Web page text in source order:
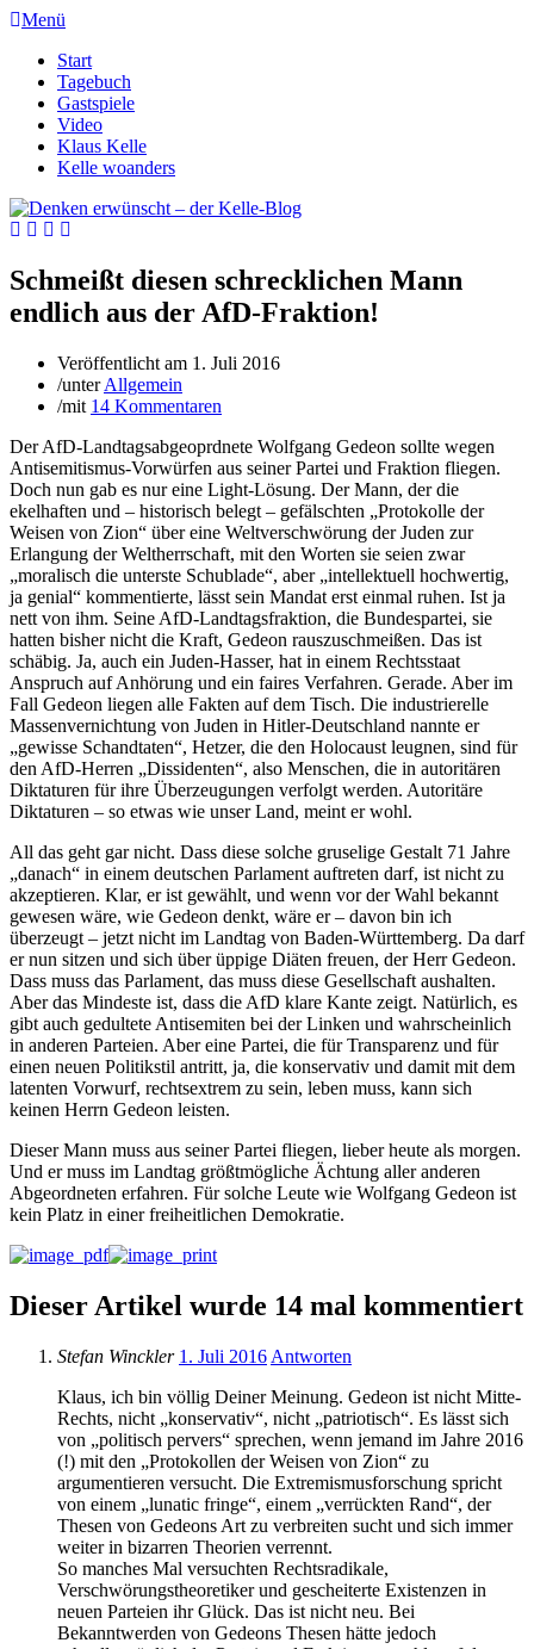
Menü
Start
Tagebuch
Gastspiele
Video
Klaus Kelle
Kelle woanders
Schmeißt diesen schrecklichen Mann
endlich aus der AfD-Fraktion!
Veröffentlicht am 1. Juli 2016
/unterAllgemein
/mit 14 Kommentaren
Der AfD-Landtagsabgeoprdnete Wolfgang Gedeon sollte wegen
Antisemitismus-Vorwürfen aus seiner Partei und Fraktion fliegen.
Doch nun gab es nur eine Light-Lösung. Der Mann, der die
ekelhaften und – historisch belegt – gefälschten „Protokolle der
Weisen von Zion“ über eine Weltverschwörung der Juden zur
Erlangung der Weltherrschaft, mit den Worten sie seien zwar
„moralisch die unterste Schublade“, aber „intellektuell hochwertig,
ja genial“ kommentierte, lässt sein Mandat erst einmal ruhen. Ist ja
nett von ihm. Seine AfD-Landtagsfraktion, die Bundespartei, sie
hatten bisher nicht die Kraft, Gedeon rauszuschmeißen. Das ist
schäbig. Ja, auch ein Juden-Hasser, hat in einem Rechtsstaat
Anspruch auf Anhörung und ein faires Verfahren. Gerade. Aber im
Fall Gedeon liegen alle Fakten auf dem Tisch. Die industrierelle
Massenvernichtung von Juden in Hitler-Deutschland nannte er
„gewisse Schandtaten“, Hetzer, die den Holocaust leugnen, sind für
den AfD-Herren „Dissidenten“, also Menschen, die in autoritären
Diktaturen für ihre Überzeugungen verfolgt werden. Autoritäre
Diktaturen – so etwas wie unser Land, meint er wohl.
All das geht gar nicht. Dass diese solche gruselige Gestalt 71 Jahre
„danach“ in einem deutschen Parlament auftreten darf, ist nicht zu
akzeptieren. Klar, er ist gewählt, und wenn vor der Wahl bekannt
gewesen wäre, wie Gedeon denkt, wäre er – davon bin ich
überzeugt – jetzt nicht im Landtag von Baden-Württemberg. Da darf
er nun sitzen und sich über üppige Diäten freuen, der Herr Gedeon.
Dass muss das Parlament, das muss diese Gesellschaft aushalten.
Aber das Mindeste ist, dass die AfD klare Kante zeigt. Natürlich, es
gibt auch gedultete Antisemiten bei der Linken und wahrscheinlich
in anderen Parteien. Aber eine Partei, die für Transparenz und für
einen neuen Politikstil antritt, ja, die konservativ und damit mit dem
latenten Vorwurf, rechtsextrem zu sein, leben muss, kann sich
keinen Herrn Gedeon leisten.
Dieser Mann muss aus seiner Partei fliegen, lieber heute als morgen.
Und er muss im Landtag größtmögliche Ächtung aller anderen
Abgeordneten erfahren. Für solche Leute wie Wolfgang Gedeon ist
kein Platz in einer freiheitlichen Demokratie.
Dieser Artikel wurde 14 mal kommentiert
Stefan Winckler 1. Juli 2016 Antworten
Klaus, ich bin völlig Deiner Meinung. Gedeon ist nicht Mitte-
Rechts, nicht „konservativ“, nicht „patriotisch“. Es lässt sich
von „politisch pervers“ sprechen, wenn jemand im Jahre 2016
(!) mit den „Protokollen der Weisen von Zion“ zu
argumentieren versucht. Die Extremismusforschung spricht
von einem „lunatic fringe“, einem „verrückten Rand“, der
Thesen von Gedeons Art zu verbreiten sucht und sich immer
weiter in bizarren Theorien verrennt.
So manches Mal versuchten Rechtsradikale,
Verschwörungstheoretiker und gescheiterte Existenzen in
neuen Parteien ihr Glück. Das ist nicht neu. Bei
Bekanntwerden von Gedeons Thesen hätte jedoch